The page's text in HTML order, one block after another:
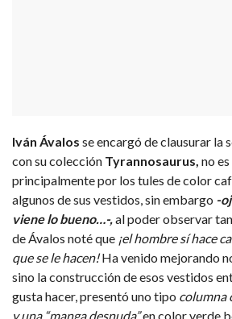
Iván Ávalos se encargó de clausurar la
con su colección Tyrannosaurus, no
principalmente por los tules de color
algunos de sus vestidos, sin embargo -
viene lo bueno…-, al poder observar
de Ávalos noté que ¡el hombre sí hace
que se le hacen!Ha venido mejorando
sino la construcción de esos vestidos
gusta hacer, presentó uno tipo columna
y una “manga desnuda”en color verde